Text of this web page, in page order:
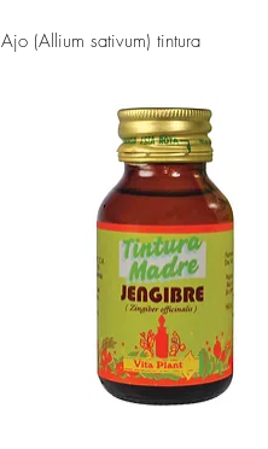
Vista rápida
Ajo (Allium sativum) tintura